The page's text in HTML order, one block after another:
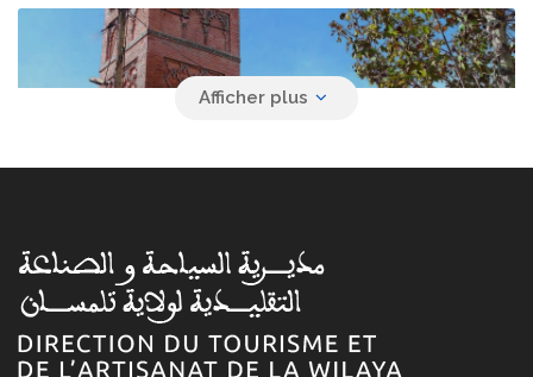
La mosquée Sidi Abdou El